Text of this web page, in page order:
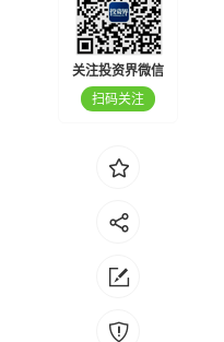
关注投资界微信
扫码关注